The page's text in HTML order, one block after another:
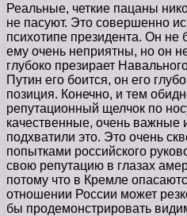
Реальные, четкие пацаны
не пасуют. Это совершенно
психотипе президента. Он не
ему очень неприятны, но он
глубоко презирает
Путин его боится, он его
позиция. Конечно, и тем
репутационный щелчок по
качественные, очень
подхватили это. Это очень
попытками российского
свою репутацию в глазах
потому что в Кремле
отношении России может
бы продемонстрировать